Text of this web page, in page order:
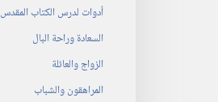
أدوات لدرس الكتاب المقدس
السعادة وراحة البال
الزواج والعائلة
المراهقون والشباب